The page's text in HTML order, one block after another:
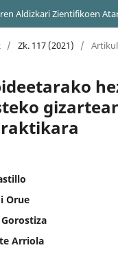
Aldizkari Zientifikoen
/ Zk. 117 (2021) /
Orue
Arriola